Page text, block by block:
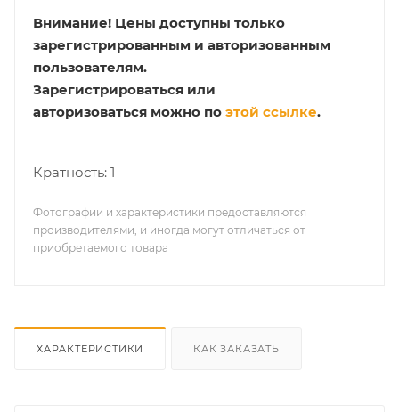
Внимание! Цены доступны только
зарегистрированным и авторизованным
пользователям.
Зарегистрироваться или
авторизоваться можно по этой ссылке.
Кратность: 1
Фотографии и характеристики предоставляются
производителями, и иногда могут отличаться от
приобретаемого товара
ХАРАКТЕРИСТИКИ КАК ЗАКАЗАТЬ